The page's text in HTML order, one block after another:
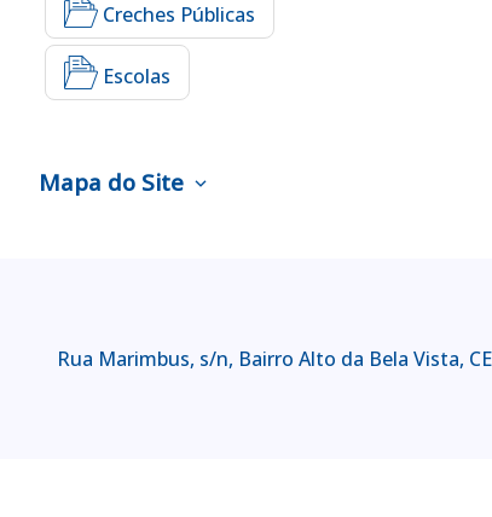
Creches Públicas
Escolas
Mapa do Site expand_more
Rua Marimbus, s/n, Bairro Alto da Bela Vista,